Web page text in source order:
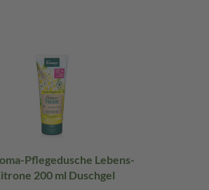
Pflegedusche Lebens-
200 ml Duschgel